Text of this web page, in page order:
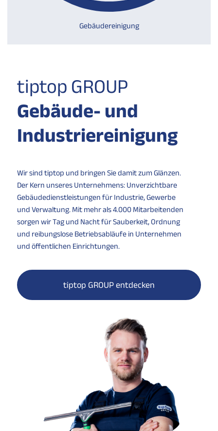
Gebäudereinigung
tiptop GROUP
Gebäude- und
Industrie­reinigung
Wir sind tiptop und bringen Sie damit zum Glänzen.
Der Kern unseres Unternehmens: Unverzichtbare
Gebäudedienstleistungen für Industrie, Gewerbe
und Verwaltung. Mit mehr als 4.000 Mitarbeitenden
sorgen wir Tag und Nacht für Sauberkeit, Ordnung
und reibungslose Betriebsabläufe in Unternehmen
und öffentlichen Einrichtungen.
tiptop GROUP entdecken